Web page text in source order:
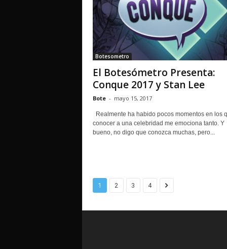
Botesometro
El Botesómetro Presenta:
Conque 2017 y Stan Lee
Bote - mayo 15, 2017
Realmente ha habido pocos momentos en los
conocer a una celebridad me emociona tanto. Y
bueno, no digo que conozca muchas, pero...
1 2 3 4